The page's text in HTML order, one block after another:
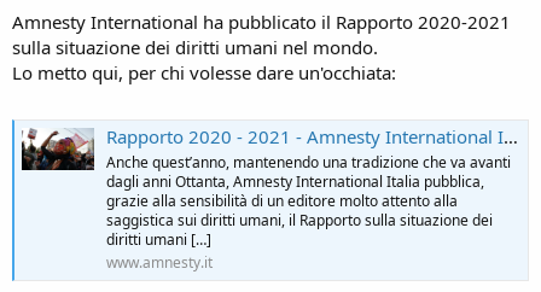
s
c
s
i
z
i
o
Amnesty International ha pubblicato il Rapporto 2020-2021
sulla situazione dei diritti umani nel mondo.
Lo metto qui, per chi volesse dare un'occhiata:
Rapporto 2020 - 2021 - Amnesty International Italia
Anche quest’anno, mantenendo una tradizione che va avanti
dagli anni Ottanta, Amnesty International Italia pubblica,
grazie alla sensibilità di un editore molto attento alla
saggistica sui diritti umani, il Rapporto sulla situazione dei
diritti umani […]
www.amnesty.it